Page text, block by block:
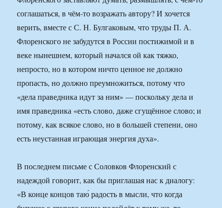
соглашаться, в чём-то возражать автору? И хочется
верить, вместе с С. Н. Булгаковым, что труды П. А.
Флоренского не забудутся в России постижимой и в
веке нынешнем, который начался ой как тяжко,
непросто, но в котором ничто ценное не должно
пропасть, но должно преумножиться, потому что
«дела праведника идут за ним» — поскольку дела и
имя праведника «есть слово, даже сгущённое слово; и
потому, как всякое слово, но в большей степени, оно
есть неустанная играющая энергия духа».
В последнем письме с Соловков Флоренский с
надеждой говорит, как бы приглашая нас к диалогу:
«В конце концов таю́ радость в мысли, что когда